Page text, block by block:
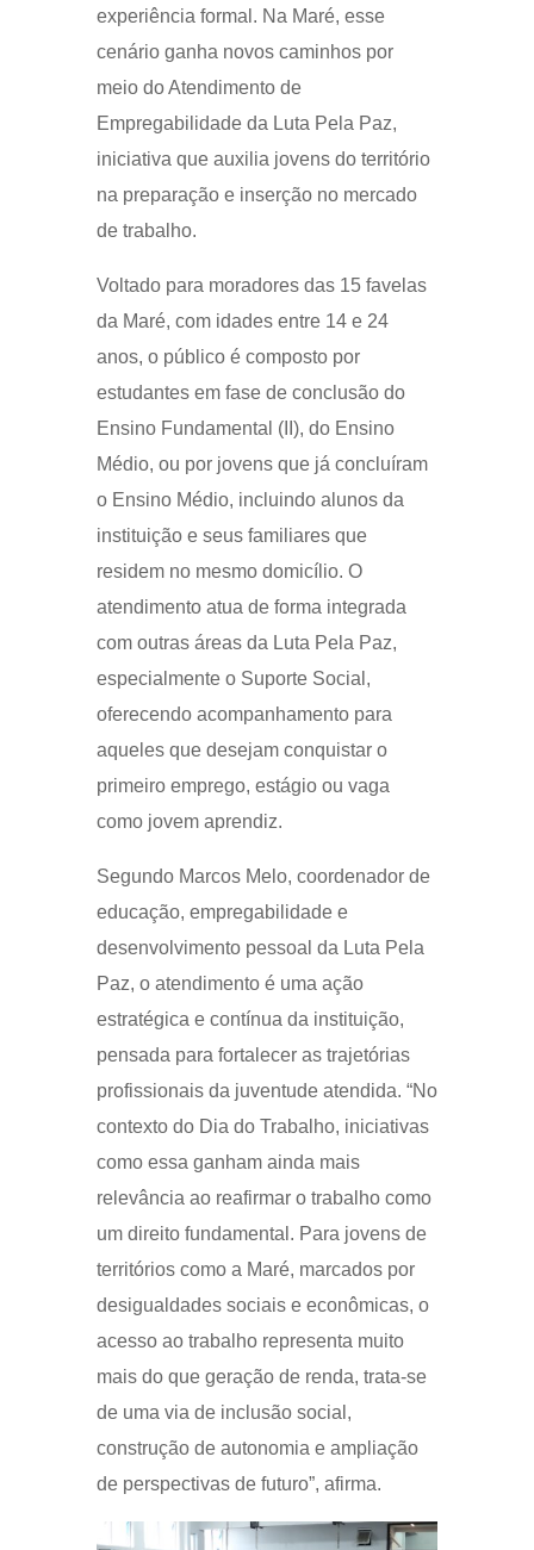
experiência formal. Na Maré, esse
cenário ganha novos caminhos por
meio do Atendimento de
Empregabilidade da Luta Pela Paz,
iniciativa que auxilia jovens do território
na preparação e inserção no mercado
de trabalho.
Voltado para moradores das 15 favelas
da Maré, com idades entre 14 e 24
anos, o público é composto por
estudantes em fase de conclusão do
Ensino Fundamental (II), do Ensino
Médio, ou por jovens que já concluíram
o Ensino Médio, incluindo alunos da
instituição e seus familiares que
residem no mesmo domicílio. O
atendimento atua de forma integrada
com outras áreas da Luta Pela Paz,
especialmente o Suporte Social,
oferecendo acompanhamento para
aqueles que desejam conquistar o
primeiro emprego, estágio ou vaga
como jovem aprendiz.
Segundo Marcos Melo, coordenador de
educação, empregabilidade e
desenvolvimento pessoal da Luta Pela
Paz, o atendimento é uma ação
estratégica e contínua da instituição,
pensada para fortalecer as trajetórias
profissionais da juventude atendida. “No
contexto do Dia do Trabalho, iniciativas
como essa ganham ainda mais
relevância ao reafirmar o trabalho como
um direito fundamental. Para jovens de
territórios como a Maré, marcados por
desigualdades sociais e econômicas, o
acesso ao trabalho representa muito
mais do que geração de renda, trata-se
de uma via de inclusão social,
construção de autonomia e ampliação
de perspectivas de futuro”, afirma.